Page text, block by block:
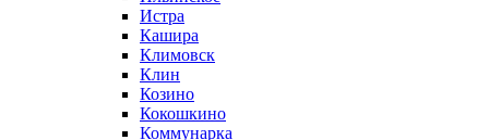
Истра
Кашира
Климовск
Клин
Козино
Кокошкино
Коммунарка